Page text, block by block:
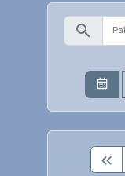
search